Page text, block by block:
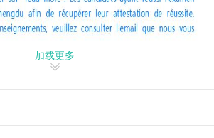
加载更多